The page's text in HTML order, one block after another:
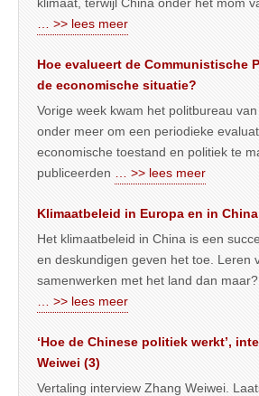
… >> lees meer
Hoe evalueert de Communistische
de economische situatie?
Vorige week kwam het politbureau van
onder meer om een periodieke
economische toestand en politiek te
publiceerden
… >> lees meer
Klimaatbeleid in Europa en in
Het klimaatbeleid in China is een
en deskundigen geven het toe. Leren
samenwerken met het land dan maar?
… >> lees meer
‘Hoe de Chinese politiek werkt’,
Weiwei (3)
Vertaling interview Zhang Weiwei.